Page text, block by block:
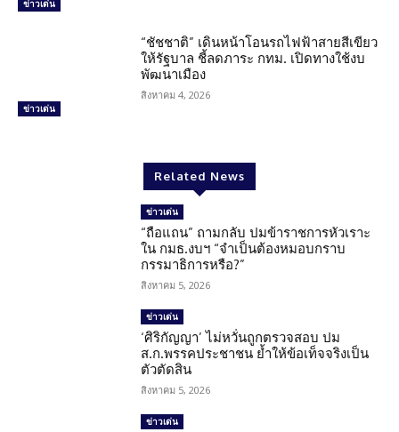
ข่าวเด่น
ข่าวเด่น
“ชัชชาติ” เดินหน้าโอนรถไฟฟ้าสายสีเขียว
ให้รัฐบาล ชี้ลดภาระ กทม. เปิดทางใช้งบ
พัฒนาเมือง
สิงหาคม 4, 2026
Related News
ข่าวเด่น
“ถือแถน” ถามกลับ ปมข้าราชการหัวเราะ
ใน กมธ.งบฯ “จำเป็นต้องหมอบกราบ
กรรมาธิการหรือ?”
สิงหาคม 5, 2026
ข่าวเด่น
‘ศิริกัญญา’ ไม่หวั่นถูกตรวจสอบ ปม
ส.ก.พรรคประชาชน ย้ำให้ข้อเท็จจริงเป็น
ตัวตัดสิน
สิงหาคม 5, 2026
ข่าวเด่น